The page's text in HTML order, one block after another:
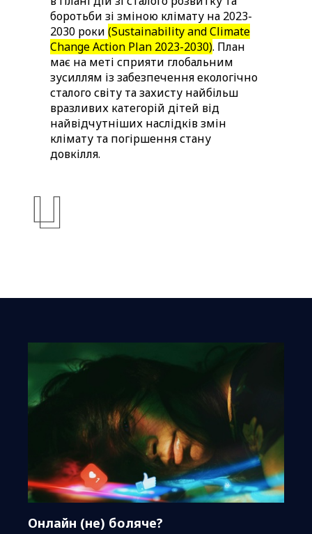
боротьби зі зміною клімату на 2023-
2030 роки (Sustainability and Climate
Change Action Plan 2023-2030). План
має на меті сприяти глобальним
зусиллям із забезпечення екологічно
сталого світу та захисту найбільш
вразливих категорій дітей від
найвідчутніших наслідків змін
клімату та погіршення стану
довкілля.
Онлайн (не) боляче?